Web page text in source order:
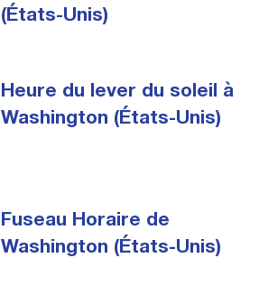
(États-Unis)
Heure du lever du soleil à
Washington (États-Unis)
Fuseau Horaire de
Washington (États-Unis)